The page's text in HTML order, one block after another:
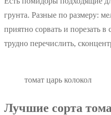
грунта. Разные по размеру:
приятно сорвать и порезать
трудно перечислить,
томат царь колокол
Лучшие сорта